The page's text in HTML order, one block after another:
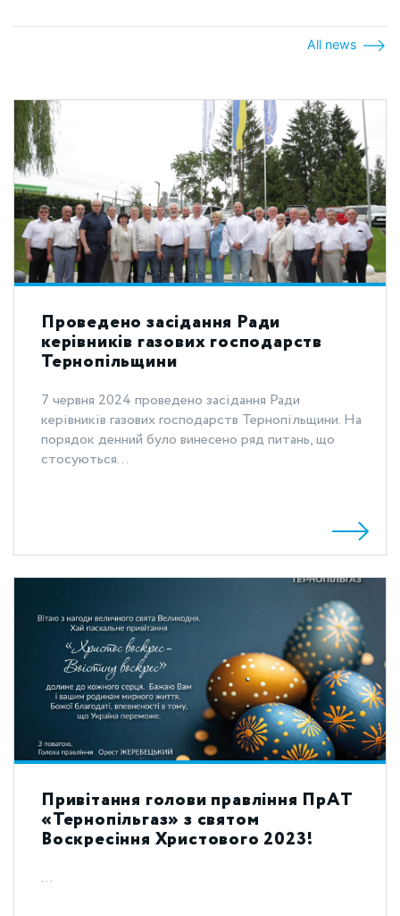
All news
Проведено засідання Ради
керівників газових господарств
Тернопільщини
7 червня 2024 проведено засідання Ради
керівників газових господарств Тернопільщини. На
порядок денний було винесено ряд питань, що
стосуються...
Привітання голови правління ПрАТ
«Тернопільгаз» з святом
Воскресіння Христового 2023!
...